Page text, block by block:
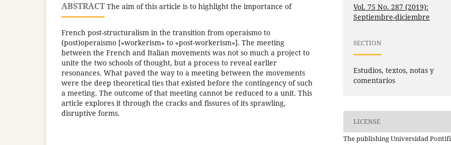
ABSTRACTThe aim of this article is to highlight the importance of
French post-structuralism in the transition from operaismo to
(post)operaismo [«workerism» to «post-workerism»]. The meeting
between the French and Italian movements was not so much a project to
unite the two schools of thought, but a process to reveal earlier
resonances. What paved the way to a meeting between the movements
were the deep theoretical ties that existed before the contingency of such
a meeting. The outcome of that meeting cannot be reduced to a unit. This
article explores it through the cracks and fissures of its sprawling,
disruptive forms.
Vol. 75 No. 287 (2019):
Septiembre-diciembre
SECTION
Estudios, textos, notas y
comentarios
LICENSE
The publishing Universidad